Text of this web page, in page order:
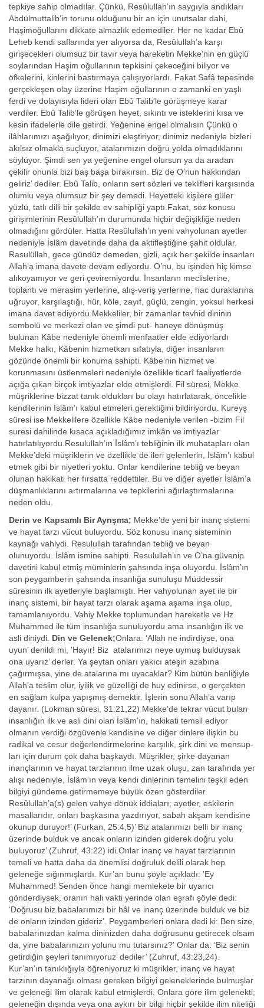
tepkiye sahip olmadılar. Çünkü, Resûlullah’ın saygıyla andıkları
Abdülmuttalib’in torunu olduğunu bir an için unutsalar dahi,
Haşimoğullarını dikkate almazlık edemediler. Her ne kadar Ebû
Leheb kendi saflarında yer alıyorsa da, Resûlullah’a karşı
girişecekleri olumsuz bir tavır veya hareketin Mekke’nin en güçlü
soylarından Haşim oğullarının tepkisini çekeceğini biliyor ve
öfkelerini, kinlerini bastırmaya çalışıyorlardı. Fakat Safâ tepesinde
gerçekleşen olay üzerine Haşim oğullarının o zamanki en yaşlı
ferdi ve dolayısıyla lideri olan Ebû Talib’le görüşmeye karar
verdiler. Ebû Talib’le görüşen heyet, sıkıntı ve isteklerini kısa ve
kesin ifadelerle dile getirdi. Yeğenine engel olmalısın Çünkü o
ilâhlarımızı aşağılıyor, dinimizi eleştiriyor, dinimiz nedeniyle bizleri
akılsız olmakla suçluyor, atalarımızın doğru yolda olmadıklarını
söylüyor. Şimdi sen ya yeğenine engel olursun ya da aradan
çekilir onunla bizi baş başa bırakırsın. Biz de O’nun hakkından
geliriz’ dediler. Ebû Talib, onların sert sözleri ve teklifleri karşısında
olumlu veya olumsuz bir şey deme­di. Heyetteki kişilere güler
yüzlü, tatlı dilli bir şekilde ev sahipliği yaptı.Fakat, söz konusu
girişimlerinin Resûlullah’ın durumunda hiçbir değişikliğe neden
olmadığını gördüler. Hatta Resûlullah’ın yeni vahyolunan ayetler
nedeniyle İslâm davetinde daha da aktifleştiğine şahit oldular.
Rasulüllah, gece gündüz demeden, gizli, açık her şekilde insanları
Allah’a imana davete de­vam ediyordu. O’nu, bu işinden hiç kimse
alıkoyamıyor ve geri çeviremiyordu. İnsan­ların meclislerine,
toplantı ve merasim yerlerine, alış-veriş yerlerine, hac duraklarına
uğruyor, karşılaştığı, hür, köle, zayıf, güçlü, zengin, yoksul herkesi
imana davet edi­yordu.Mekkeliler, bir zamanlar tevhid dininin
sembolü ve merkezi olan ve şimdi put- haneye dönüşmüş
bulunan Kâbe nedeniyle önemli menfaatler elde ediyorlardı
Mekke halkı, Kâbenin hizmetkarı sıfatıyla, diğer insanların
gözünde önemli bir konuma sahipti. Kâbe’nin hizmet ve
korunmasını üstlenmeleri nedeniyle özellik­le ticarî faaliyetlerde
açığa çıkan birçok imtiyazlar elde etmişlerdi. Fil süresi, Mekke
müşriklerine bizzat tanık oldukları bu olayı hatırlatarak, öncelikle
kendilerinin İslâm’ı kabul etmeleri gerektiğini bildiriyordu. Kureyş
sü­resi ise Mekkelilere özellikle Kâbe nedeniyle verilen -bizim Fil
suresi dahilinde kısaca açıkladığımız imkân ve imtiyazlar
hatırlatılıyordu.Resulullah’ın İslâm’ı tebliğinin ilk muhatapları olan
Mekke’deki müşriklerin ve özellikle de ile­ri gelenlerin, İslâm’ı kabul
etmek gibi bir niyetleri yoktu. Onlar kendilerine tebliğ ve beyan
olunan hakikati her fırsatta reddettiler. Bu ve diğer ayetler İslâm’a
düşmanlıklarını artırmalarına ve tepkilerini ağırlaştırmalarına
neden oldu.
Derin ve Kapsamlı Bir Ayrışma; Mekke’de yeni bir inanç sistemi
ve hayat tarzı vücut buluyordu. Söz konusu inanç sisteminin
kaynağı va­hiydi. Resulullah tarafından tebliğ ve beyan
olunuyordu. İslâm ismine sahipti. Resulullah’ın ve O’na güvenip
davetini kabul etmiş müminlerin şahsında inşa oluyordu. İslâm’ın
son peygamberin şahsında insanlığa sunuluşu Müddessir
sûresinin ilk ayetleriyle başlamıştı. Her vahyolunan ayet ile bir
inanç sistemi, bir hayat tarzı olarak aşama aşama inşa olup,
tamamlanıyordu. Vahiy Mekke toplumundan hareketle ve Hz.
Muhammed ile tüm insanlığa sunuluyordu ama insanlığın ilk ve
asli diniydi. Din ve Gelenek;Onlara: ‘Allah ne indirdiyse, ona
uyun’ denildi mi, 'Hayır! Biz atalarımızı neye uymuş bulduysak
ona uyarız’ derler. Ya şeytan onları yakıcı ateşin azabı­na
çağırmışsa, yine de atalarına mı uyacaklar? Kim bütün benliğiyle
Allah’a teslim olur, iyilik ve güzelliği de huy edinirse, o gerçekten
en sağlam kulpa yapışmış demektir. İşlerin sonu Allah’a varıp
dayanır. (Lokman sûresi, 31:21,22) Mekke’de tekrar vücut bulan
insanlığın ilk ve asli dini olan İslâm’ın, hakikati temsil ediyor
olmanın verdiği özgüvenle kendisine ve diğer din­lere ilişkin bu
radikal ve cesur değerlendirmelerine karşılık, şirk dini ve mensup­
ları için durum çok daha başkaydı. Müşrikler, şirke dayanan
inançlarının ve hayat tarzlarının ilme uzak oluşu, zan tarafında yer
alışı nedeniyle, İslâm’ın veya kendi dinlerinin temelini teşkil eden
bilgiyi gündeme getirmemeye büyük özen gösterdiler.
Resûlullah’a(s) gelen vahye dönük iddiaları; ayetler, eskilerin
masallarıdır, onları başkasına yazdırıyor, sabah akşam kendisine
okunup duruyor!’ (Furkan, 25:4,5)’ Biz atalarımızı bel­li bir inanç
üzerinde bulduk ve ancak onların izinden giderek doğru yolu
buluyoruz’ (Zuhruf, 43:22) idi.Onlar inanç ve hayat tarzlarının
temeli ve hatta daha da önemlisi doğruluk delili olarak hep
geleneğe sığınmışlardı. Kur’an bunu şöyle açıkladı: 'Ey
Muhammed! Senden önce hangi memlekete bir uyarıcı
gönderdiysek, oranın hali vakti yerinde olan eşrafı şöyle dedi:
‘Doğrusu biz babalarımızı bir hâl ve inanç üzerinde bulduk ve biz
de onların izinden gideriz’. Peygamberleri on­lara dedi ki: Ben size,
babalarınızdan kalma dininizden daha doğrusunu getirecek ol­sam
da, yine babalarınızın yolunu mu tutarsınız?' Onlar da: ‘Biz senin
getirdiğin şey­leri tanımıyoruz’ dediler’ (Zuhruf, 43:23,24).
Kur’an’ın tanıklığıyla öğreniyoruz ki müşrikler, inanç ve hayat
tarzının daya­nağı olması gereken bilgiyi geleneklerinde bulmuşlar
ve geleneği ilim olarak ka­bul etmişlerdi. Onlara göre ilim gelenekti;
geleneğin dışında veya ona aykırı bir bilgi hiçbir şekilde ilim niteliği